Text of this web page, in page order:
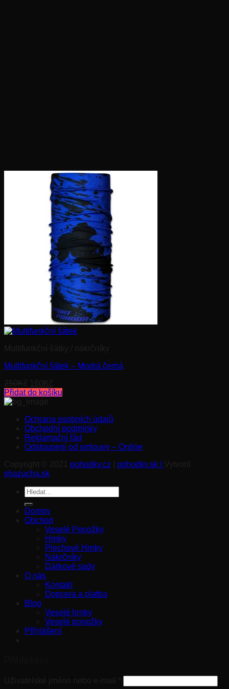
Multifunkční šátky / nákrčníky
Multifunkční šátek – Modrá černá
250
Kč
Původní
cena
byla:
160 Kč
cena
Přidat do košíku
Ochrana osobních údajů
Obchodní podmínky
Reklamační řád
Odstoupení od smlouvy – Online
Copyright © 2021 pohodky.cz pohodky.sk | Vytvoril
shazucha.sk
Hledat:
Domov
Obchod
Veselé Ponožky
Hrnky
Plechové Hrnky
Nákrčníky
Dárkové sady
O nás
Kontakt
Doprava a platba
Blog
Veselé hrnky
Veselé ponožky
Přihlášení
Uživatelské jméno nebo e-mail